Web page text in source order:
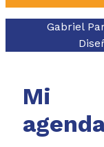
Gabriel
Mi